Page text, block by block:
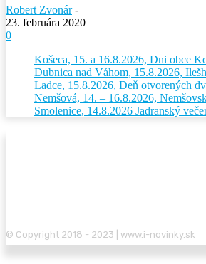
Robert Zvonár -
23. februára 2020
0
Košeca, 15. a 16.8.2026, Dni obce
Dubnica nad Váhom, 15.8.2026,
Ladce, 15.8.2026, Deň otvorených
Nemšová, 14. – 16.8.2026,
Smolenice, 14.8.2026 Jadranský
© Copyright 2018 - 2023 | www.i-novinky.sk